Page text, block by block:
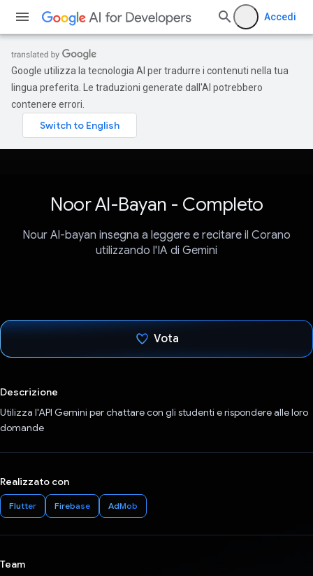
Accedi
Google utilizza la tecnologia AI per tradurre i contenuti nella tua
lingua preferita. Le traduzioni generate dall'AI potrebbero
contenere errori.
Noor Al-Bayan - Completo
Nour Al-bayan insegna a leggere e recitare il Corano
utilizzando l'IA di Gemini
Vota
Descrizione
Utilizza l'API Gemini per chattare con gli studenti e rispondere alle loro
domande
Realizzato con
Flutter Firebase AdMob
Team